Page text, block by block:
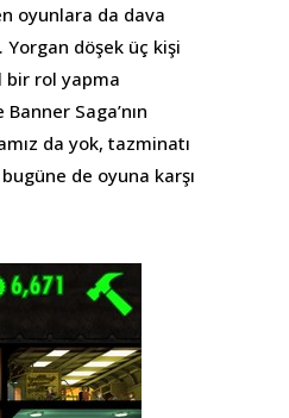
oyunlara da dava
döşek üç kişi
bir rol yapma
Saga’nın
da yok, tazminatı
de oyuna karşı